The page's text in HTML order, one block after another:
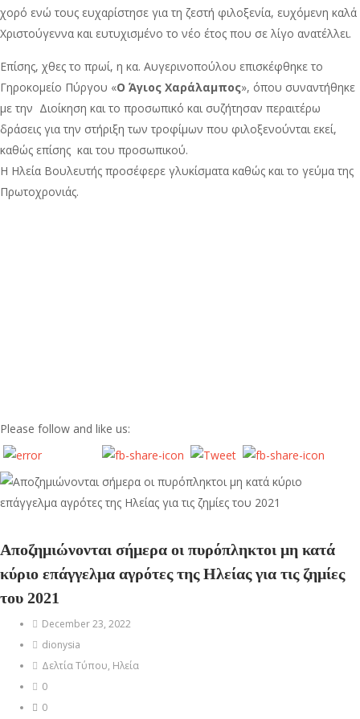
χορό ενώ τους ευχαρίστησε για τη ζεστή φιλοξενία, ευχόμενη καλά
Χριστούγεννα και ευτυχισμένο το νέο έτος που σε λίγο ανατέλλει.
Επίσης, χθες το πρωί, η κα. Αυγερινοπούλου επισκέφθηκε το
Γηροκομείο Πύργου «Ο Άγιος Χαράλαμπος», όπου συναντήθηκε
με την Διοίκηση και το προσωπικό και συζήτησαν περαιτέρω
δράσεις για την στήριξη των τροφίμων που φιλοξενούνται εκεί,
καθώς επίσης και του προσωπικού.
Η Ηλεία Βουλευτής προσέφερε γλυκίσματα καθώς και το γεύμα της
Πρωτοχρονιάς.
Please follow and like us:
Αποζημιώνονται σήμερα οι πυρόπληκτοι μη κατά
κύριο επάγγελμα αγρότες της Ηλείας για τις ζημίες
του 2021
December 23, 2022
dionysia
Δελτία Τύπου, Ηλεία
0
0